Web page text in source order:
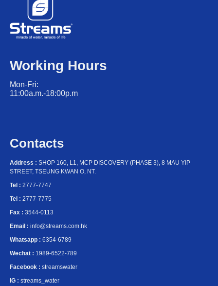
Working Hours
Mon-Fri:
11:00a.m.-18:00p.m
Contacts
Address : SHOP 160, L1, MCP DISCOVERY (PHASE 3), 8 MAU YIP
STREET, TSEUNG KWAN O, NT.
Tel : 2777-7747
Tel : 2777-7775
Fax : 3544-0113
Email : info@streams.com.hk
Whatsapp : 6354-6789
Wechat : 1989-6522-789
Facebook : streamswater
IG : streams_water